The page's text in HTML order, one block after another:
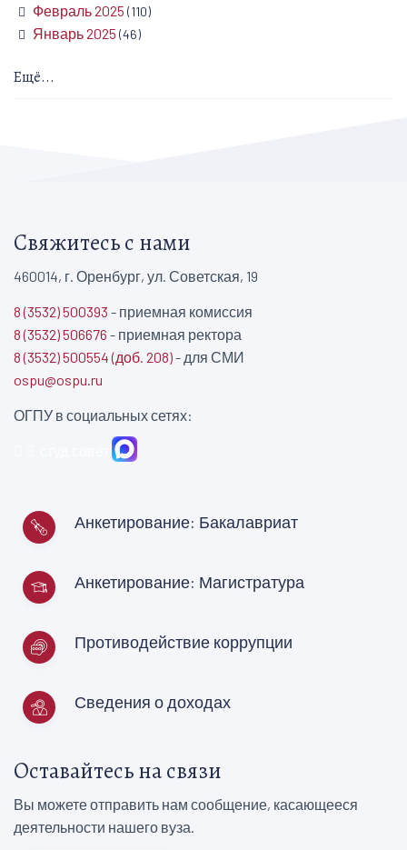
Февраль 2025 (110)
Январь 2025 (46)
Ещё...
Свяжитесь с нами
460014, г. Оренбург, ул. Советская, 19
8 (3532) 500393 - приемная комиссия
8 (3532) 506676 - приемная ректора
8 (3532) 500554 (доб. 208)- для СМИ
ospu@ospu.ru
ОГПУ в социальных сетях:
Анкетирование: Бакалавриат
Анкетирование: Магистратура
Противодействие коррупции
Сведения о доходах
Оставайтесь на связи
Вы можете отправить нам сообщение, касающееся
деятельности нашего вуза.